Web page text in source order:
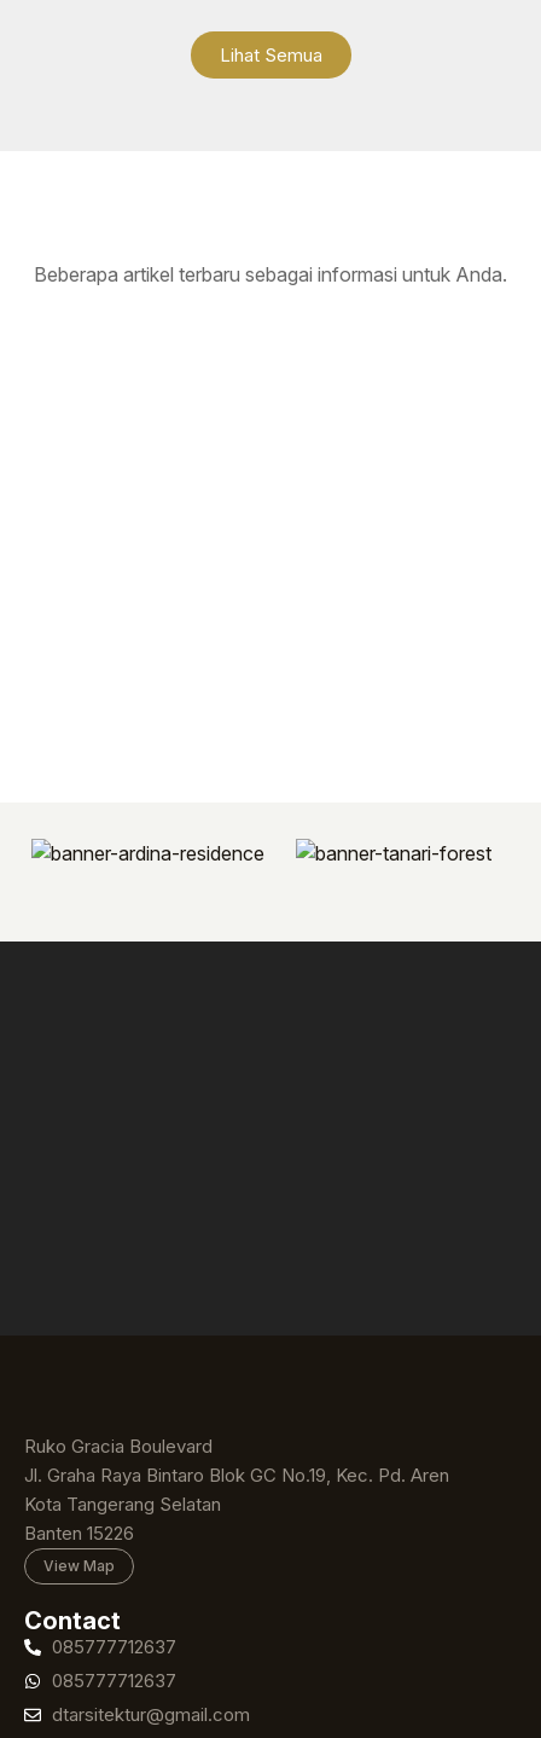
Lihat Semua
Beberapa artikel terbaru sebagai informasi untuk Anda.
Ruko Gracia Boulevard
Jl. Graha Raya Bintaro Blok GC No.19, Kec. Pd. Aren
Kota Tangerang Selatan
Banten 15226
View Map
Contact
085777712637
085777712637
dtarsitektur@gmail.com